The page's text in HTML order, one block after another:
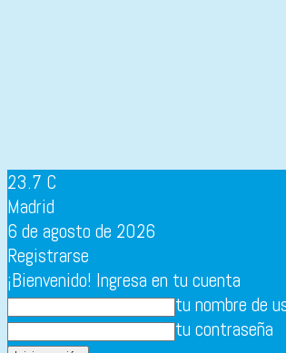
23.7 C
Madrid
6 de agosto de 2026
Registrarse
¡Bienvenido! Ingresa en tu cuenta
tu nombre de
tu contraseña